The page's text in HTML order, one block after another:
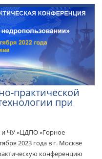
практической
при
ЧУ «ЦДПО «Горное
2023 года в г. Москве
конференцию